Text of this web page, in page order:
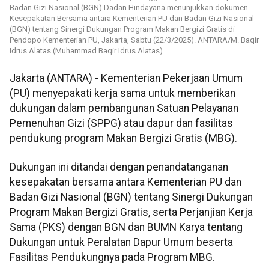
Badan Gizi Nasional (BGN) Dadan Hindayana menunjukkan dokumen
Kesepakatan Bersama antara Kementerian PU dan Badan Gizi Nasional
(BGN) tentang Sinergi Dukungan Program Makan Bergizi Gratis di
Pendopo Kementerian PU, Jakarta, Sabtu (22/3/2025). ANTARA/M. Baqir
Idrus Alatas (Muhammad Baqir Idrus Alatas)
Jakarta (ANTARA) - Kementerian Pekerjaan Umum
(PU) menyepakati kerja sama untuk memberikan
dukungan dalam pembangunan Satuan Pelayanan
Pemenuhan Gizi (SPPG) atau dapur dan fasilitas
pendukung program Makan Bergizi Gratis (MBG).
Dukungan ini ditandai dengan penandatanganan
kesepakatan bersama antara Kementerian PU dan
Badan Gizi Nasional (BGN) tentang Sinergi Dukungan
Program Makan Bergizi Gratis, serta Perjanjian Kerja
Sama (PKS) dengan BGN dan BUMN Karya tentang
Dukungan untuk Peralatan Dapur Umum beserta
Fasilitas Pendukungnya pada Program MBG.